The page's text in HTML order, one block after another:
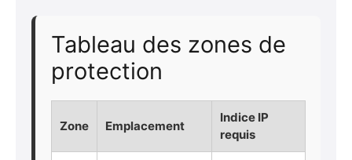
Tableau des zones de
protection
Zone Emplacement
Indice IP
requis